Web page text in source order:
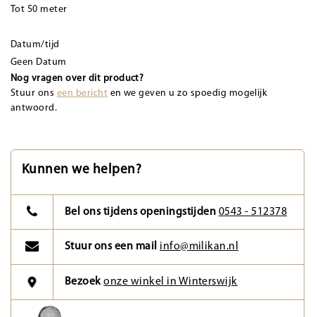
Tot 50 meter
Datum/tijd
Geen Datum
Nog vragen over dit product?
Stuur ons een bericht en we geven u zo spoedig mogelijk
antwoord.
Kunnen we helpen?
Bel ons tijdens openingstijden 0543 - 512378
Stuur ons een mail info@milikan.nl
Bezoekonze winkel in Winterswijk